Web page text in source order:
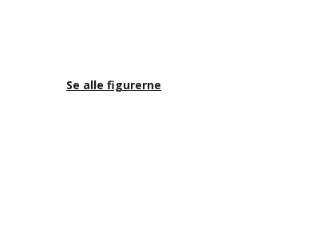
Se alle figurerne